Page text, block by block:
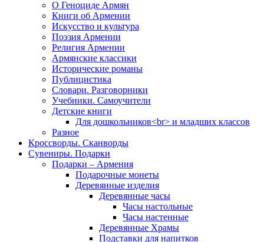
О Геноциде Армян
Книги об Армении
Иcкусство и культура
Поэзия Армении
Религия Армении
Армянские классики
Исторические романы
Публицистика
Словари. Разговорники
Учебники. Самоучители
Детские книги
Для дошкольников<br> и младших классов
Разное
Кроссворды. Сканворды
Сувениры. Подарки
Подарки – Армения
Подарочные монеты
Деревянные изделия
Деревянные часы
Часы настольные
Часы настенные
Деревянные Храмы
Подставки для напитков